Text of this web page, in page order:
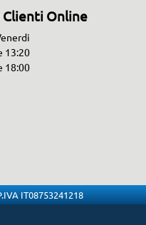
Clienti Online
13:20
18:00
IT08753241218